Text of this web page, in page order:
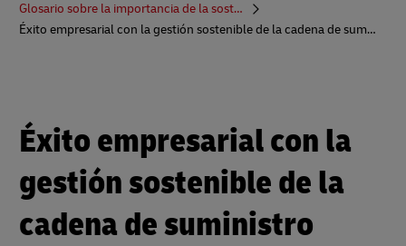
Glosario sobre la importancia de la sostenibilidad y más
Éxito empresarial con la gestión sostenible de la cadena de suministro
Éxito empresarial con la
gestión sostenible de la
cadena de suministro